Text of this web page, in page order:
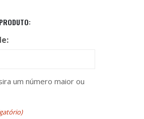
um número maior ou